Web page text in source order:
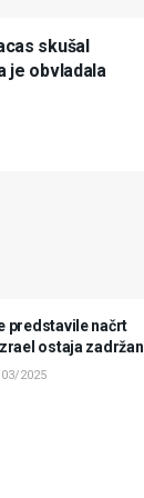
skušal
je obvladala
predstavile načrt
ostaja zadržan
2025